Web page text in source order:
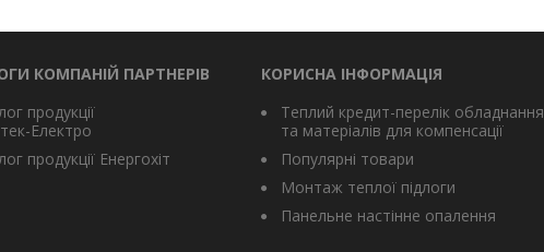
КОМПАНІЙ ПАРТНЕРІВ
продукції
Електро
продукції Енергохіт
КОРИСНА ІНФОРМАЦІЯ
Теплий кредит-перелік обладнання
та матеріалів для компенсації
Популярні товари
Монтаж теплої підлоги
Панельне настінне опалення